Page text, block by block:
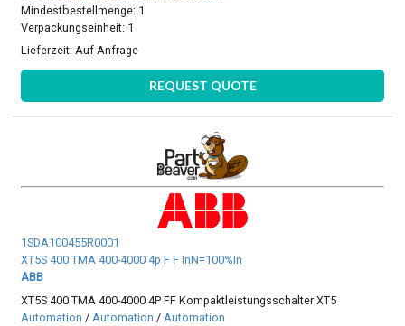
Mindestbestellmenge: 1
Verpackungseinheit: 1
Lieferzeit: Auf Anfrage
REQUEST QUOTE
1SDA100455R0001
XT5S 400 TMA 400-4000 4p F F InN=100%In
ABB
XT5S 400 TMA 400-4000 4P FF Kompaktleistungsschalter XT5
Automation / Automation / Automation